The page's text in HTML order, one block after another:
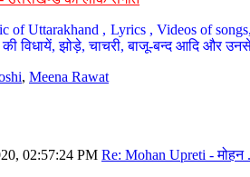
of Uttarakhand , Lyrics , Videos of
विधायें, झोड़े, चाचरी, बाजू-बन्द आदि और
, Meena Rawat
02:57:24 PM Re: Mohan Upreti - मोहन